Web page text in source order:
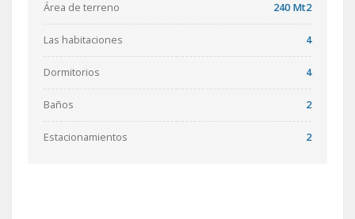
Área de terreno 240 Mt2
Las habitaciones 4
Dormitorios 4
Baños 2
Estacionamientos 2